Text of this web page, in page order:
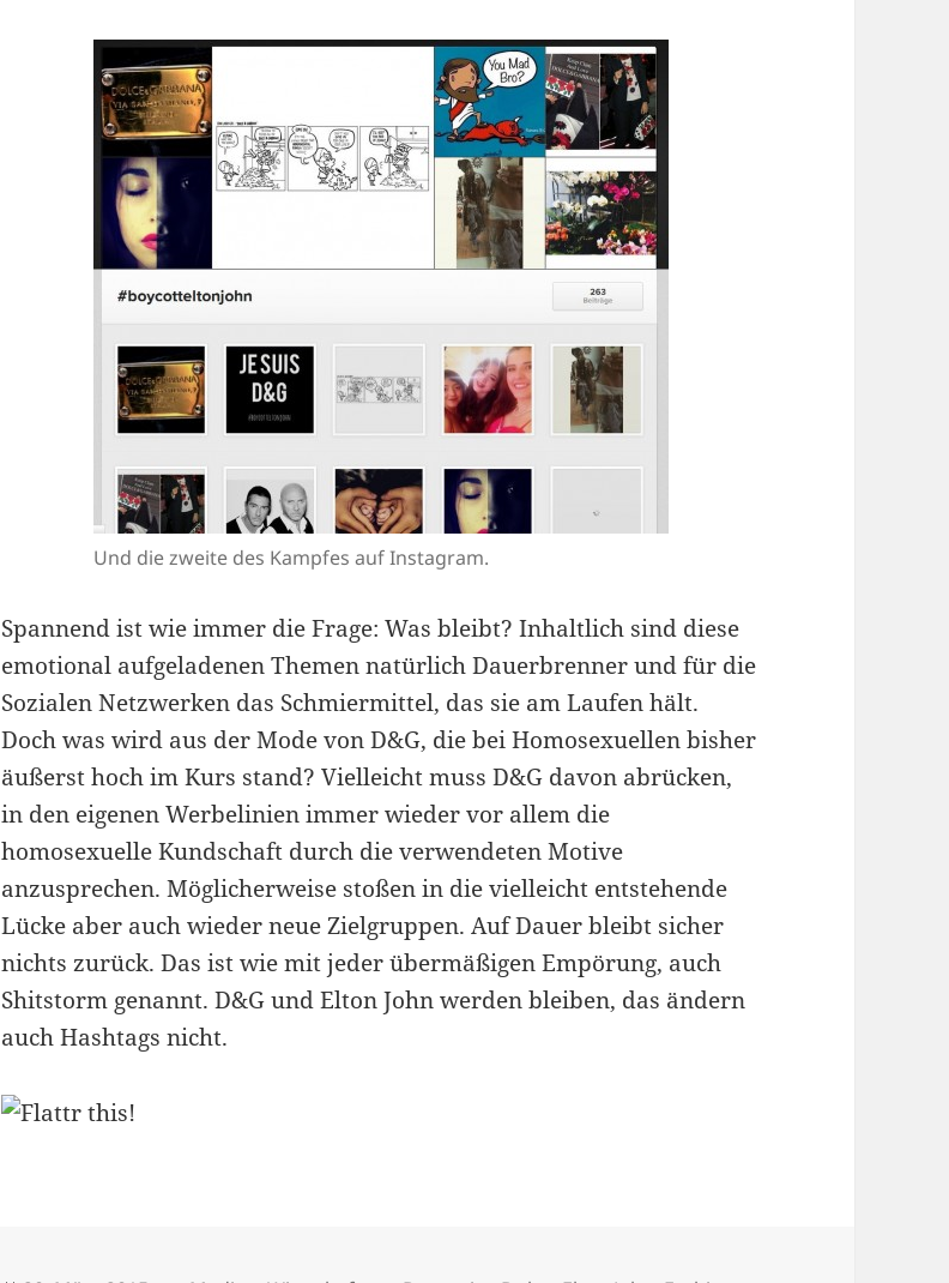
Und die zweite des Kampfes auf Instagram.
Spannend ist wie immer die Frage: Was bleibt? Inhaltlich sind diese
emotional aufgeladenen Themen natürlich Dauerbrenner und für die
Sozialen Netzwerken das Schmiermittel, das sie am Laufen hält.
Doch was wird aus der Mode von D&G, die bei Homosexuellen bisher
äußerst hoch im Kurs stand? Vielleicht muss D&G davon abrücken,
in den eigenen Werbelinien immer wieder vor allem die
homosexuelle Kundschaft durch die verwendeten Motive
anzusprechen. Möglicherweise stoßen in die vielleicht entstehende
Lücke aber auch wieder neue Zielgruppen. Auf Dauer bleibt sicher
nichts zurück. Das ist wie mit jeder übermäßigen Empörung, auch
Shitstorm genannt. D&G und Elton John werden bleiben, das ändern
auch Hashtags nicht.